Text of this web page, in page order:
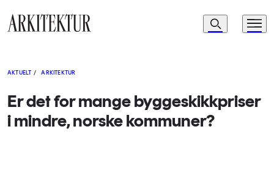
Navigasjon
Søk Meny
AKTUELT / ARKITEKTUR
Er det for mange byggeskikkpriser
i mindre, norske kommuner?